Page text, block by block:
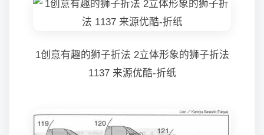
1创意有趣的狮子折法 2立体形象的狮子折法
1137 来源优酷-折纸